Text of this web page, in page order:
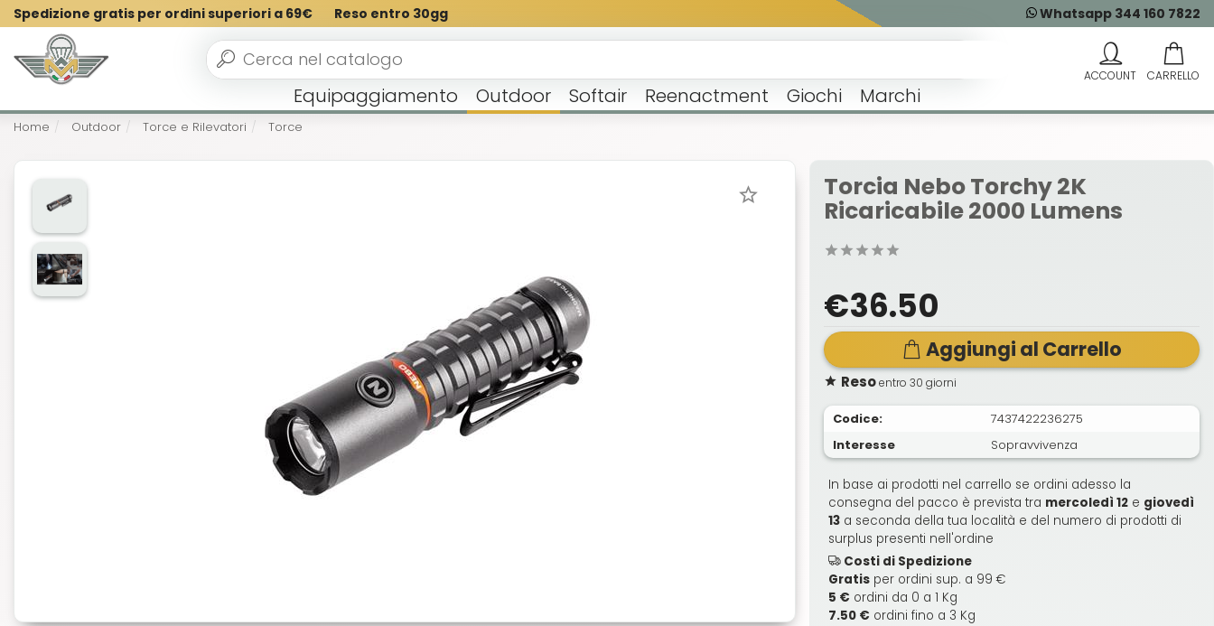
Spedizione gratis per ordini superiori a 69€ Reso entro 30gg Whatsapp 344 160 7822
Equipaggiamento Outdoor Softair Reenactment Giochi Marchi
Home Outdoor Torce e Rilevatori Torce
Torcia Nebo Torchy 2K
Ricaricabile 2000 Lumens
€36.50
Aggiungi al Carrello
Resoentro 30 giorni
Codice:
7437422236275
Interesse
Sopravvivenza
In base ai prodotti nel carrello se ordini adesso la
consegna del pacco è prevista tra mercoledì 12 e giovedì
13 a seconda della tua località e del numero di prodotti di
surplus presenti nell'ordine
Costi di Spedizione
Gratis per ordini sup. a 99 €
5 € ordini da 0 a 1 Kg
7.50 € ordini fino a 3 Kg